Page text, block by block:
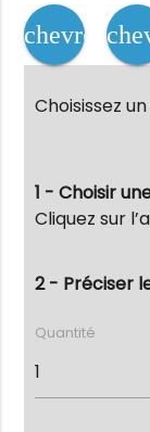
Choisissez
1 - Choisir
Cliquez sur
2 - Préciser
Quantité